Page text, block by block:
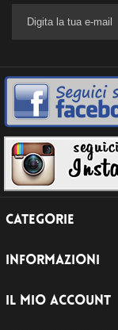
CATEGORIE
INFORMAZIONI
IL MIO ACCOUNT